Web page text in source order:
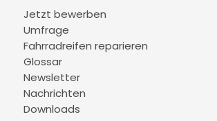
Jetzt bewerben
Umfrage
Fahrradreifen reparieren
Glossar
Newsletter
Nachrichten
Downloads